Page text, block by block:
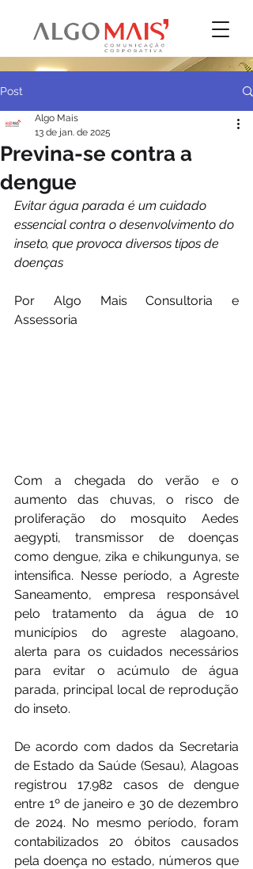
Post
Previna-se contra a
dengue
Algo Mais
13 de jan. de 2025
Evitar água parada é um cuidado
essencial contra o desenvolvimento do
inseto, que provoca diversos tipos de
doenças
Por Algo Mais Consultoria e
Assessoria
Com a chegada do verão e o
aumento das chuvas, o risco de
proliferação do mosquito Aedes
aegypti, transmissor de doenças
como dengue, zika e chikungunya, se
intensifica. Nesse período, a Agreste
Saneamento, empresa responsável
pelo tratamento da água de 10
municípios do agreste alagoano,
alerta para os cuidados necessários
para evitar o acúmulo de água
parada, principal local de reprodução
do inseto.
De acordo com dados da Secretaria
de Estado da Saúde (Sesau), Alagoas
registrou 17.982 casos de dengue
entre 1º de janeiro e 30 de dezembro
de 2024. No mesmo período, foram
contabilizados 20 óbitos causados
pela doença no estado, números que